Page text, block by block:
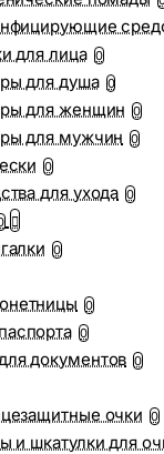
для лица 0
для душа 0
для женщин 0
для мужчин 0
0
для ухода 0
0
0
0
документов 0
очки 0
и шкатулки для